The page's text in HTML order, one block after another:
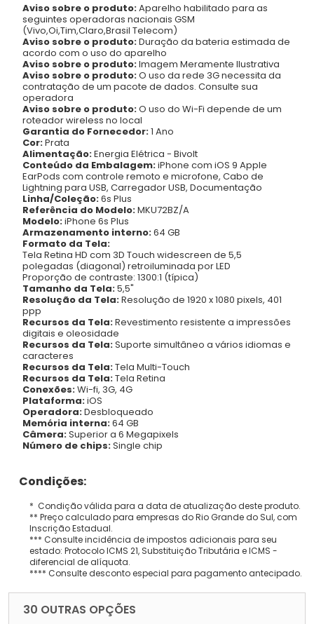
Aviso sobre o produto:Aparelho habilitado para as
seguintes operadoras nacionais GSM
(Vivo,Oi,Tim,Claro,Brasil Telecom)
Aviso sobre o produto:Duração da bateria estimada de
acordo com o uso do aparelho
Aviso sobre o produto:Imagem Meramente Ilustrativa
Aviso sobre o produto:O uso da rede 3G necessita da
contratação de um pacote de dados. Consulte sua
operadora
Aviso sobre o produto:O uso do Wi-Fi depende de um
roteador wireless no local
Garantia do Fornecedor:1 Ano
Cor:Prata
Alimentação:Energia Elétrica - Bivolt
Conteúdo da Embalagem:iPhone com iOS 9 Apple
EarPods com controle remoto e microfone, Cabo de
Lightning para USB, Carregador USB, Documentação
Linha/Coleção:6s Plus
Referência do Modelo:MKU72BZ/A
Modelo:iPhone 6s Plus
Armazenamento interno:64 GB
Formato da Tela:
Tela Retina HD com 3D Touch widescreen de 5,5
polegadas (diagonal) retroiluminada por LED
Proporção de contraste: 1300:1 (típica)
Tamanho da Tela:5,5"
Resolução da Tela:Resolução de 1920 x 1080 pixels, 401
ppp
Recursos da Tela:Revestimento resistente a impressões
digitais e oleosidade
Recursos da Tela:Suporte simultâneo a vários idiomas e
caracteres
Recursos da Tela:Tela Multi-Touch
Recursos da Tela:Tela Retina
Conexões:Wi-fi, 3G, 4G
Plataforma:iOS
Operadora:Desbloqueado
Memória interna:64 GB
Câmera:Superior a 6 Megapixels
Número de chips:Single chip
Condições:
* Condição válida para a data de atualização deste produto.
** Preço calculado para empresas do Rio Grande do Sul, com
Inscrição Estadual.
*** Consulte incidência de impostos adicionais para seu
estado: Protocolo ICMS 21, Substituição Tributária e ICMS -
diferencial de alíquota.
**** Consulte desconto especial para pagamento antecipado.
30 OUTRAS OPÇÕES